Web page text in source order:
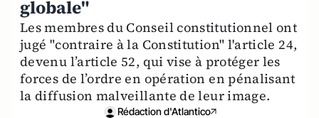
globale"
Les membres du Conseil constitutionnel ont
jugé "contraire à la Constitution" l'article 24,
devenu l’article 52, qui vise à protéger les
forces de l’ordre en opération en pénalisant
la diffusion malveillante de leur image.
Rédaction d'Atlantico